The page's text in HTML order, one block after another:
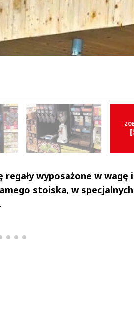
wyposażone w wagę i
stoiska, w specjalnych